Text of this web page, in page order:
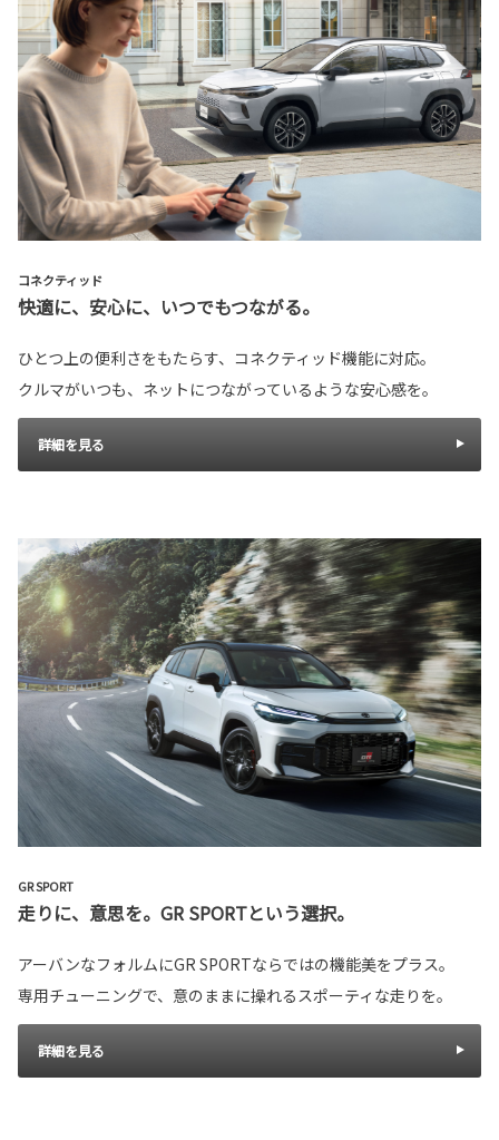
コネクティッド
快適に、安心に、いつでもつながる。
ひとつ上の便利さをもたらす、コネクティッド機能に対応。
クルマがいつも、ネットにつながっているような安心感を。
詳細を見る
GR SPORT
走りに、意思を。GR SPORTという選択。
アーバンなフォルムにGR SPORTならではの機能美をプラス。
専用チューニングで、意のままに操れるスポーティな走りを。
詳細を見る